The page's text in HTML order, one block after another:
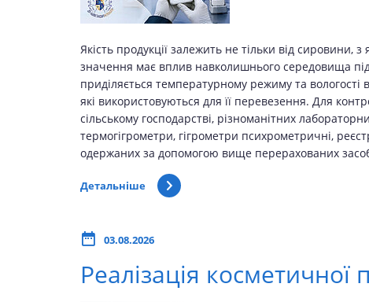
Якість продукції залежить не тільки від
значення має вплив навколишнього середовища під
приділяється температурному режиму та вологості
які використовуються для її перевезення. Для
сільському господарстві, різноманітних
термогігрометри, гігрометри психрометричні,
одержаних за допомогою вище перерахованих
Детальніше
03.08.2026
Реалізація косметичної